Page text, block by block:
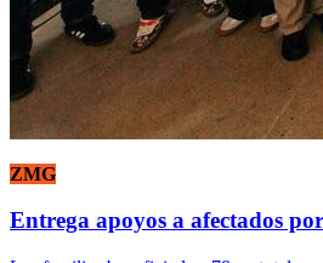
ZMG
Entrega apoyos a afectados